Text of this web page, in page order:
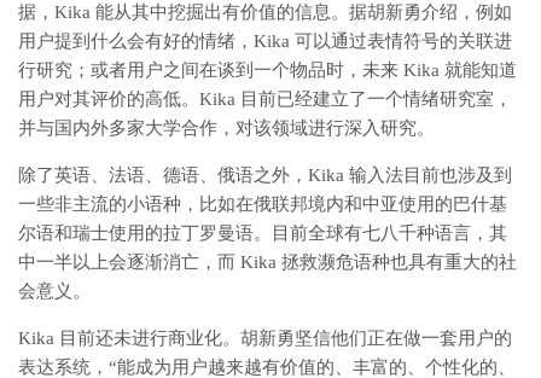
据，Kika 能从其中挖掘出有价值的信息。据胡新勇介绍，例如
用户提到什么会有好的情绪，Kika 可以通过表情符号的关联进
行研究；或者用户之间在谈到一个物品时，未来 Kika 就能知道
用户对其评价的高低。Kika 目前已经建立了一个情绪研究室，
并与国内外多家大学合作，对该领域进行深入研究。
除了英语、法语、德语、俄语之外，Kika 输入法目前也涉及到
一些非主流的小语种，比如在俄联邦境内和中亚使用的巴什基
尔语和瑞士使用的拉丁罗曼语。目前全球有七八千种语言，其
中一半以上会逐渐消亡，而 Kika 拯救濒危语种也具有重大的社
会意义。
Kika 目前还未进行商业化。胡新勇坚信他们正在做一套用户的
表达系统，“能成为用户越来越有价值的、丰富的、个性化的、